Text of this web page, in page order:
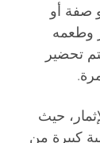
صفة أو
وطعمه
تحضير
حيث
كبيرة من